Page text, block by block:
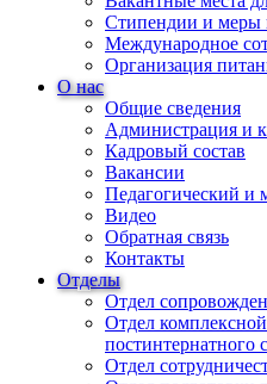
Стипендии и меры
Международное
Организация
О нас
Общие сведения
Администрация и
Кадровый состав
Вакансии
Педагогический и
Видео
Обратная связь
Контакты
Отделы
Отдел
Отдел
постинтернатного
Отдел